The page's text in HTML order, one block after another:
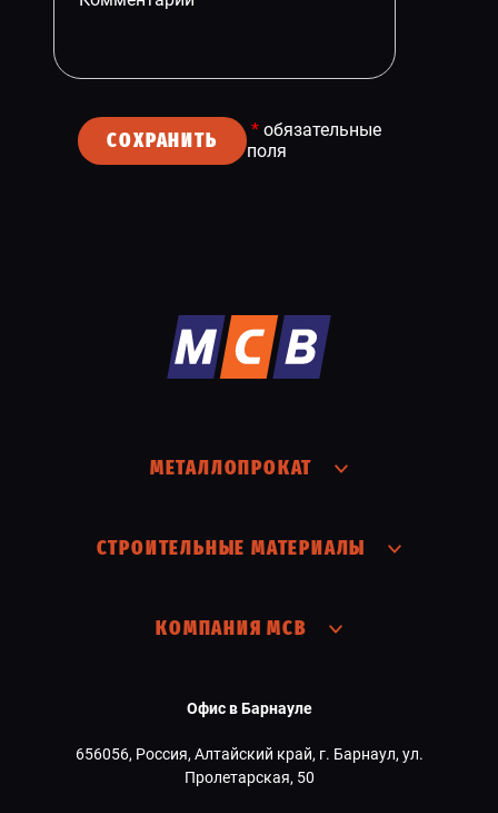
СОХРАНИТЬ * обязательные
поля
МЕТАЛЛОПРОКАТ
СТРОИТЕЛЬНЫЕ МАТЕРИАЛЫ
КОМПАНИЯ МСВ
Офис в Барнауле
656056, Россия, Алтайский край, г. Барнаул, ул.
Пролетарская, 50